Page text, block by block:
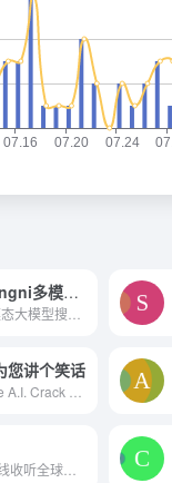
深思考Dongni多模态大模型
您讲个笑话